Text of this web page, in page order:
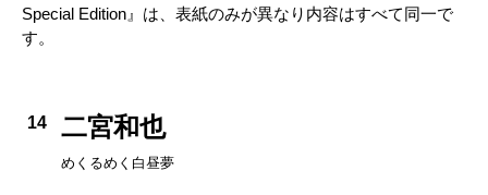
Special Edition』は、表紙のみが異なり内容はすべて同一で
す。
14 二宮和也
めくるめく白昼夢